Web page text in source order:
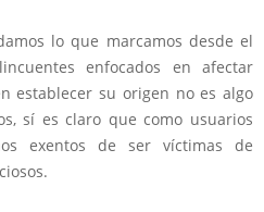
lo que marcamos desde el
enfocados en afectar
establecer su origen no es algo
sí es claro que como usuarios
exentos de ser víctimas de